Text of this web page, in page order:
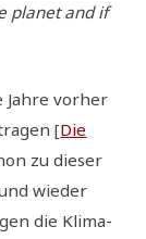
pla­net and if
Jah­re vor­her
[Die
zu die­ser
wie­der
die Kli­ma­